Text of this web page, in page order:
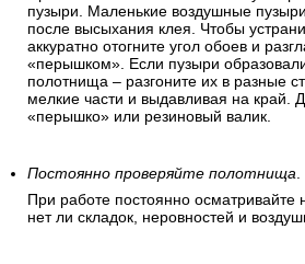
пузыри. Маленькие воздушные
после высыхания клея. Чтобы
аккуратно отогните угол обоев и
«перышком». Если пузыри
полотнища – разгоните их в разные
мелкие части и выдавливая на край.
«перышко» или резиновый валик.
Постоянно проверяйте полотнища.
При работе постоянно
нет ли складок, неровностей и